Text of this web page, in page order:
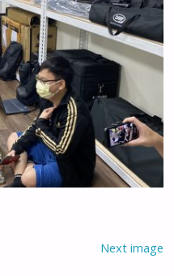
Next image